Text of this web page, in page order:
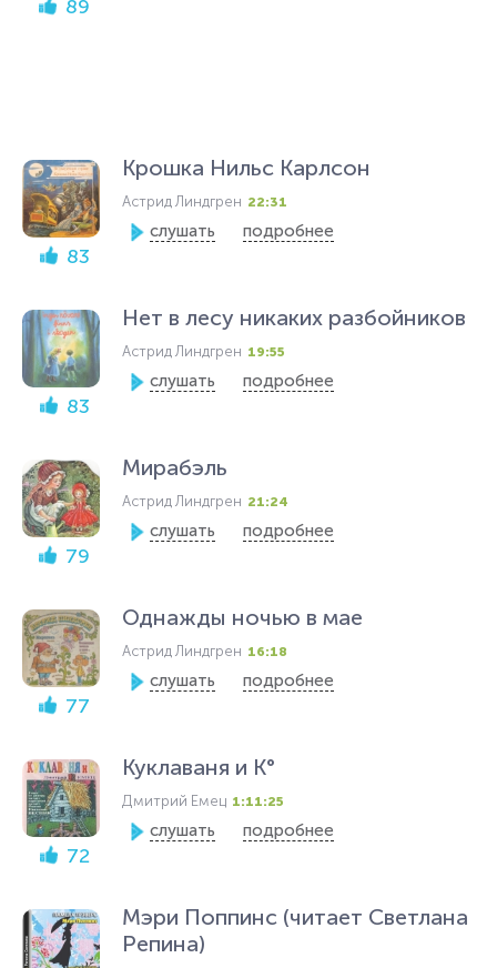
89
83
Крошка Нильс Карлсон
Астрид Линдгрен 22:31
слушать подробнее
83
Нет в лесу никаких разбойников
Астрид Линдгрен 19:55
слушать подробнее
79
Мирабэль
Астрид Линдгрен 21:24
слушать подробнее
77
Однажды ночью в мае
Астрид Линдгрен 16:18
слушать подробнее
72
Куклаваня и К°
Дмитрий Емец 1:11:25
слушать подробнее
Мэри Поппинс (читает Светлана
Репина)